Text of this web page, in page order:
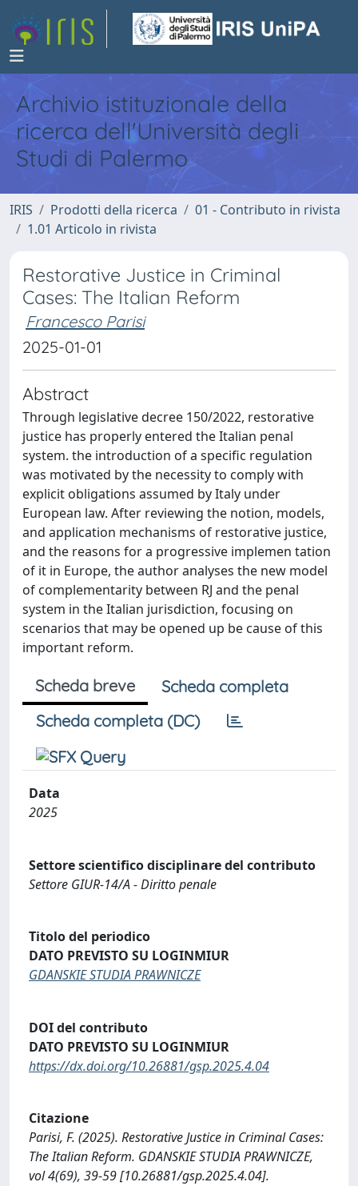
Archivio istituzionale della
ricerca dell'Università degli
Studi di Palermo
IRIS Prodotti della ricerca
01 - Contributo in rivista
1.01 Articolo in rivista
Restorative Justice in Criminal
Cases: The Italian Reform
Francesco Parisi
2025-01-01
Abstract
Through legislative decree 150/2022, restorative
justice has properly entered the Italian penal
system. the introduction of a specific regulation
was motivated by the necessity to comply with
explicit obligations assumed by Italy under
European law. After reviewing the notion, models,
and application mechanisms of restorative justice,
and the reasons for a progressive implemen tation
of it in Europe, the author analyses the new model
of complementarity between RJ and the penal
system in the Italian jurisdiction, focusing on
scenarios that may be opened up be cause of this
important reform.
Scheda breve
Scheda completa
Scheda completa (DC)
Data
2025
Settore scientifico disciplinare del contributo
Settore GIUR-14/A - Diritto penale
Titolo del periodico
DATO PREVISTO SU LOGINMIUR
GDANSKIE STUDIA PRAWNICZE
DOI del contributo
DATO PREVISTO SU LOGINMIUR
https://dx.doi.org/10.26881/gsp.2025.4.04
Citazione
Parisi, F. (2025). Restorative Justice in Criminal Cases:
The Italian Reform. GDANSKIE STUDIA PRAWNICZE,
vol 4(69), 39-59 [10.26881/gsp.2025.4.04].